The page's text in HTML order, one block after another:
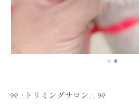
୨୧ ∴トリミングサロン∴ ୨୧